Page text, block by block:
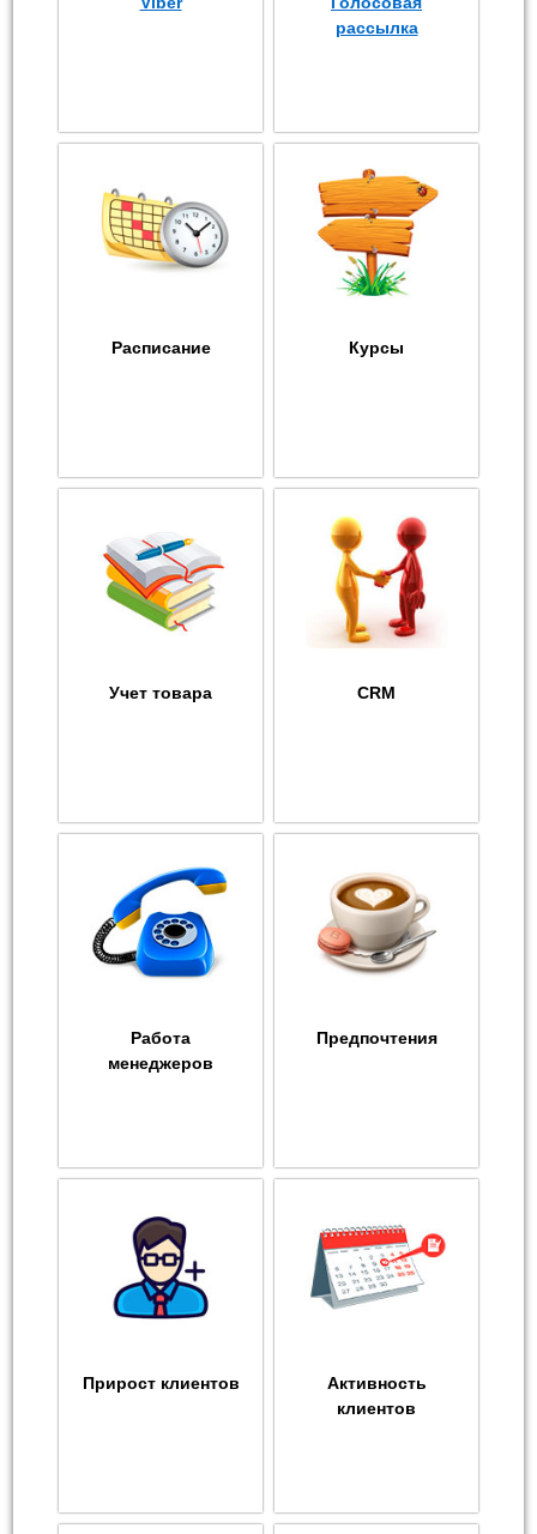
рассылка
Расписание Курсы
Учет товара CRM
Работа
менеджеров
Предпочтения
Прирост клиентов
Активность
клиентов